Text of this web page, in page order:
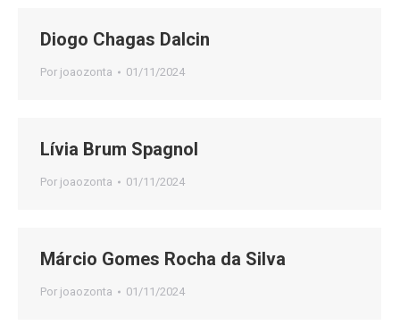
Diogo Chagas Dalcin
Por joaozonta 01/11/2024
Lívia Brum Spagnol
Por joaozonta 01/11/2024
Márcio Gomes Rocha da Silva
Por joaozonta 01/11/2024